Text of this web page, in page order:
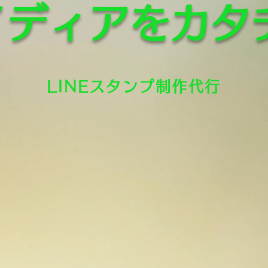
ィアをカタ
LINEスタンプ制作代行